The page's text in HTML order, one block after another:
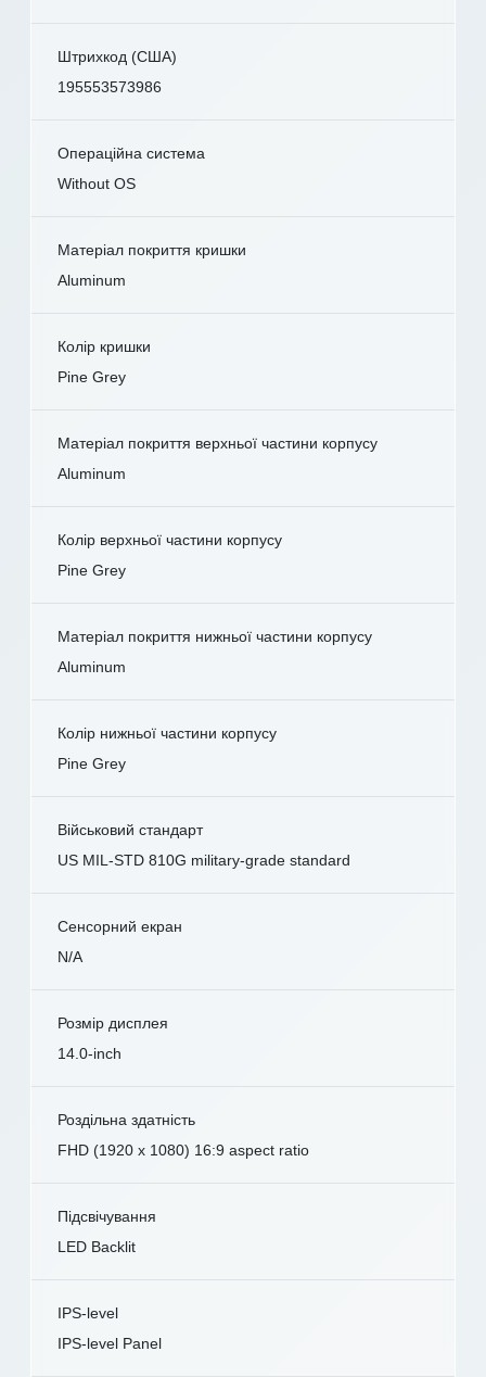
Штрихкод (США)
195553573986
Операційна система
Without OS
Матеріал покриття кришки
Aluminum
Колір кришки
Pine Grey
Матеріал покриття верхньої частини корпусу
Aluminum
Колір верхньої частини корпусу
Pine Grey
Матеріал покриття нижньої частини корпусу
Aluminum
Колір нижньої частини корпусу
Pine Grey
Військовий стандарт
US MIL-STD 810G military-grade standard
Сенсорний екран
N/A
Розмір дисплея
14.0-inch
Роздільна здатність
FHD (1920 x 1080) 16:9 aspect ratio
Підсвічування
LED Backlit
IPS-level
IPS-level Panel